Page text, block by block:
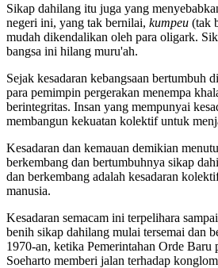
Sikap dahilang itu juga yang
negeri ini, yang tak bernilai, kumpeu (tak
mudah dikendalikan oleh para oligark.
bangsa ini hilang muru'ah.
Sejak kesadaran kebangsaan bertumbuh
para pemimpin pergerakan menempa
berintegritas. Insan yang mempunyai
membangun kekuatan kolektif untuk
Kesadaran dan kemauan demikian
berkembang dan bertumbuhnya sikap
dan berkembang adalah kesadaran
manusia.
Kesadaran semacam ini terpelihara
benih sikap dahilang mulai tersemai dan
1970-an, ketika Pemerintahan Orde Baru
Soeharto memberi jalan terhadap